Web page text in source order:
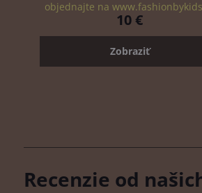
objednajte na
10 €
Zobraziť
Recenzie od